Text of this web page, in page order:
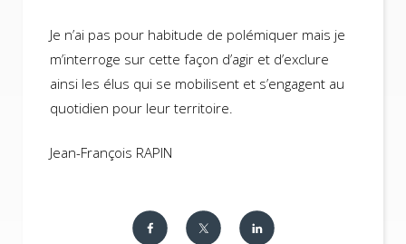
Je n’ai pas pour habitude de polémiquer mais je
m’interroge sur cette façon d’agir et d’exclure
ainsi les élus qui se mobilisent et s’engagent au
quotidien pour leur territoire.
Jean-François RAPIN